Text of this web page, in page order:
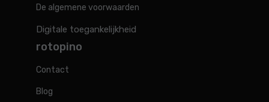
De algemene voorwaarden
Digitale toegankelijkheid
rotopino
Contact
Blog